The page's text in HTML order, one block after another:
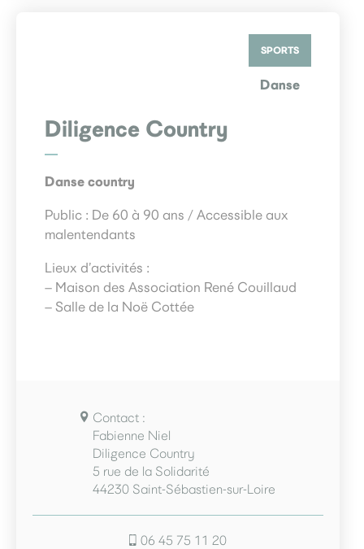
Diligence Country
Danse country
Public : De 60 à 90 ans / Accessible aux
malentendants
Lieux d’activités :
– Maison des Association René Couillaud
– Salle de la Noë Cottée
SPORTS
Danse
Contact :
Fabienne Niel
Diligence Country
5 rue de la Solidarité
44230 Saint-Sébastien-sur-Loire
06 45 75 11 20